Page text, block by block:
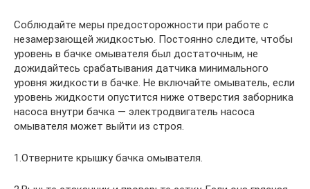
Соблюдайте меры предосторожности при работе с
незамерзающей жидкостью. Постоянно следите, чтобы
уровень в бачке омывателя был достаточным, не
дожидайтесь срабатывания датчика минимального
уровня жидкости в бачке. Не включайте омыватель, если
уровень жидкости опустится ниже отверстия заборника
насоса внутри бачка — электродвигатель насоса
омывателя может выйти из строя.
1.Отверните крышку бачка омывателя.